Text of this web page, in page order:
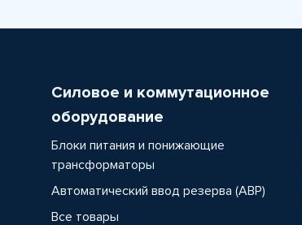
Силовое и коммутационное
оборудование
Блоки питания и понижающие
трансформаторы
Автоматический ввод резерва (АВР)
Все товары